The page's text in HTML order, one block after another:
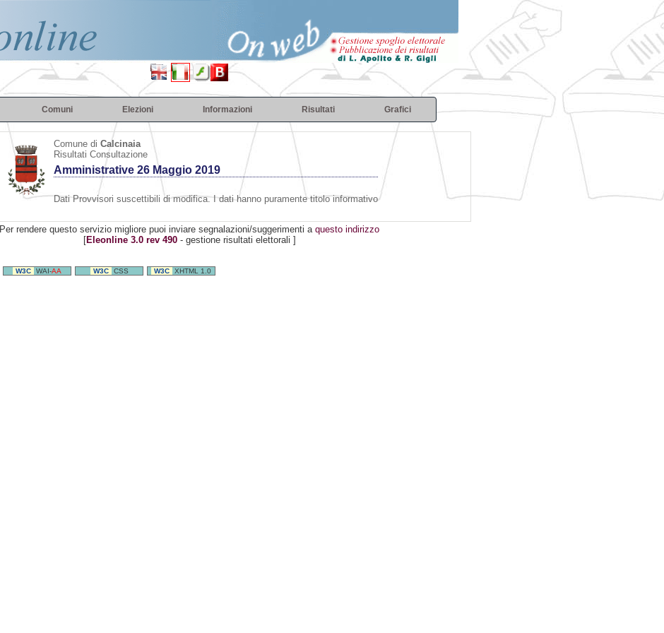
Comuni Elezioni Informazioni Risultati Grafici
Comune di Calcinaia
Risultati Consultazione
Amministrative 26 Maggio 2019
Dati Provvisori suscettibili di modifica. I dati hanno puramente titolo informativo
Per rendere questo servizio migliore puoi inviare segnalazioni/suggerimenti a questo indirizzo
[Eleonline 3.0 rev 490- gestione risultati elettorali ]
W3C WAI-AA W3C CSS W3C XHTML 1.0